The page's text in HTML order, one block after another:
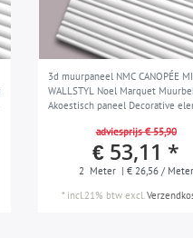
3d muurpaneel NMC CANOPÉE
WALLSTYL Noel Marquet
Akoestisch paneel Decorative
design wit 2 madviesprijs € 55,90
€ 53,11 *
2 Meter | € 26,56 / Meter
* incl.21% btw excl.